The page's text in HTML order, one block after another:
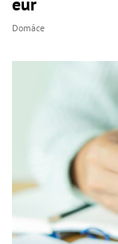
Domáce